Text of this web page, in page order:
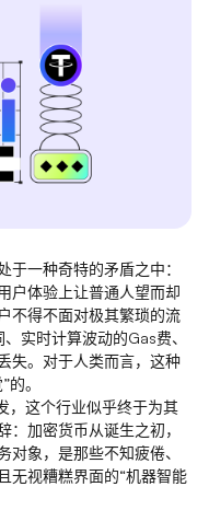
一种奇特的矛盾之中：
户体验上让普通人望而却
不得不面对极其繁琐的流
实时计算波动的Gas费、
失。对于人类而言，这种
。
，这个行业似乎终于为其
加密货币从诞生之初，
象，是那些不知疲倦、
无视糟糕界面的“机器智能